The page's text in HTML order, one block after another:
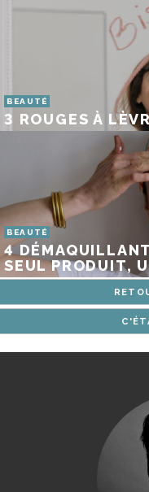
BEAUTÉ
3 ROUGES À
BEAUTÉ
4
SEUL PRODUIT,